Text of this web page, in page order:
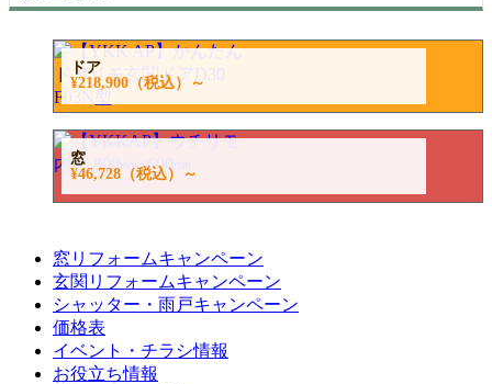
ドア
¥218,900（税込）～
窓
¥46,728（税込）～
窓リフォームキャンペーン
玄関リフォームキャンペーン
シャッター・雨戸キャンペーン
価格表
イベント・チラシ情報
お役立ち情報